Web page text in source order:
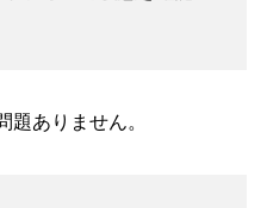
ありません。